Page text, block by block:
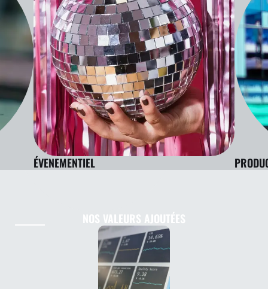
ÉVENEMENTIEL
NOS VALEURS AJOUTÉES